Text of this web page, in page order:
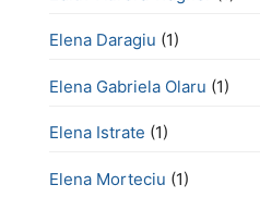
Elena Daragiu (1)
Elena Gabriela Olaru (1)
Elena Istrate (1)
Elena Morteciu (1)